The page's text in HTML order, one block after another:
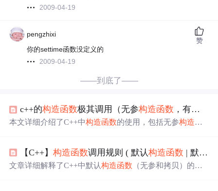
2009-04-19
pengzhixi
你的settime函数没定义的
2009-04-19
赞
——到底了——
c++的构造函数极其调用（无参构造函数 ，有参
本文详细介绍了C++中构造函数的使用，包括无参构造函
及如何通过
构造函数进行内存分配。
【C++】构造函数调用规则 ( 默认构造函数 | 默认无参
文章详细解释了C++中默认构造函数 （无参和拷贝）的自